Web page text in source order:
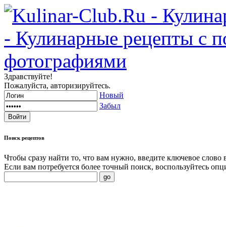
Здравствуйте!
Пожалуйста, авторизируйтесь.
Новый
Забыл
Поиск рецептов
Чтобы сразу найти то, что вам нужно, введите ключевое слово
Если вам потребуется более точный поиск, воспользуйтесь